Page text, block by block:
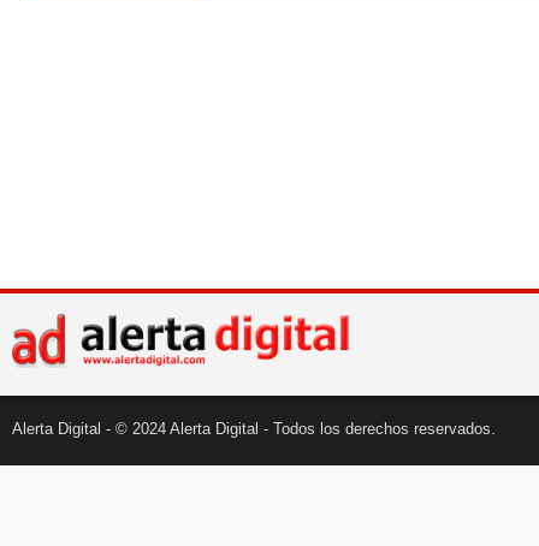
Alerta Digital - © 2024 Alerta Digital - Todos los derechos reservados.